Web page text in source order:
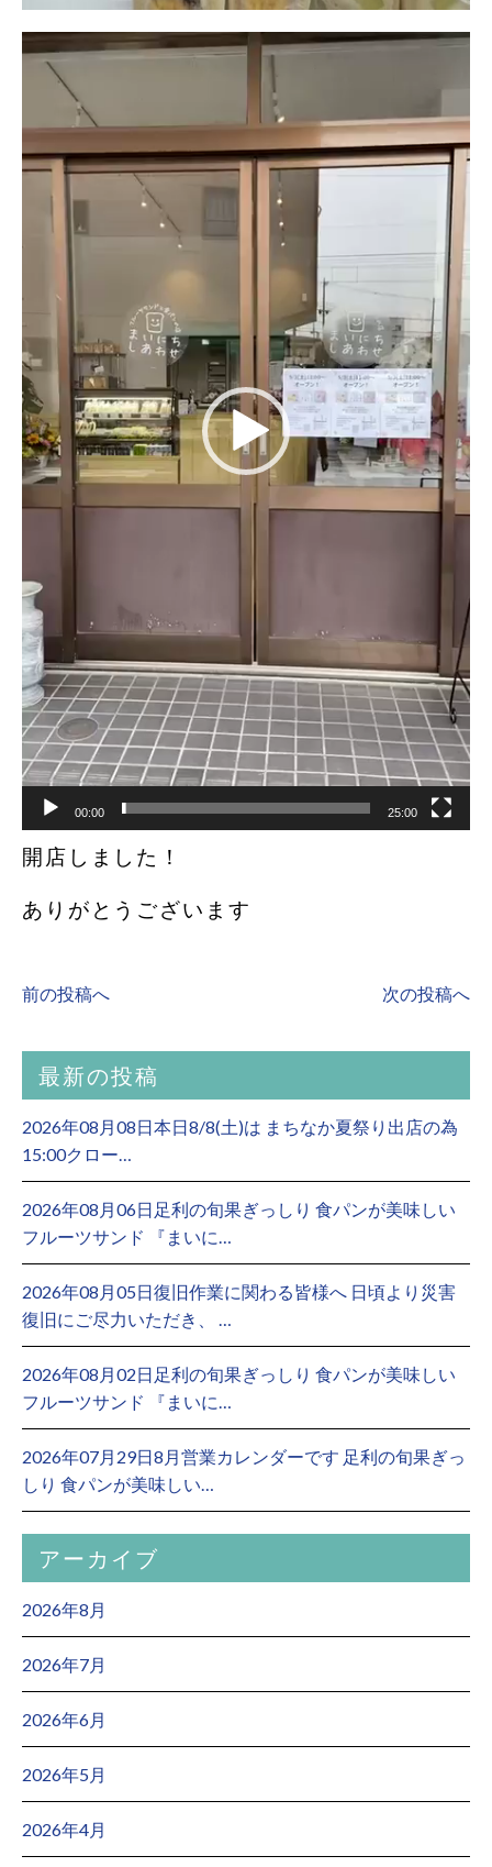
レ
ー
00:00 25:00
開店しました！
ありがとうございます
前の投稿へ 次の投稿へ
最新の投稿
2026年08月08日本日8/8(土)は まちなか夏祭り出店の為
15:00クロー…
2026年08月06日足利の旬果ぎっしり 食パンが美味しい
フルーツサンド 『まいに…
2026年08月05日復旧作業に関わる皆様へ 日頃より災害
復旧にご尽力いただき、 …
2026年08月02日足利の旬果ぎっしり 食パンが美味しい
フルーツサンド 『まいに…
2026年07月29日8月営業カレンダーです 足利の旬果ぎっ
しり 食パンが美味しい…
アーカイブ
2026年8月
2026年7月
2026年6月
2026年5月
2026年4月